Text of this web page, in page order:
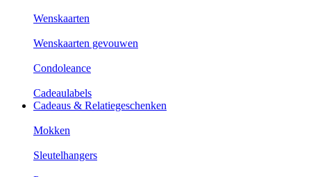
Wenskaarten
Wenskaarten gevouwen
Condoleance
Cadeaulabels
Cadeaus & Relatiegeschenken
Mokken
Sleutelhangers